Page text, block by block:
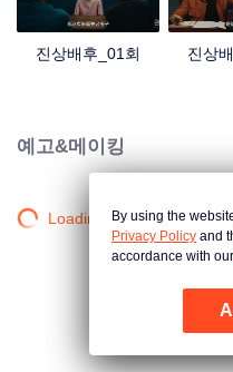
진상배후_01회 진상
예고&메이킹
Loading…By using the
Privacy Policy and
accordance with our